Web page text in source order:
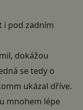
i pod zadním
dokážou
se tedy o
ukázal dříve.
mnohem lépe